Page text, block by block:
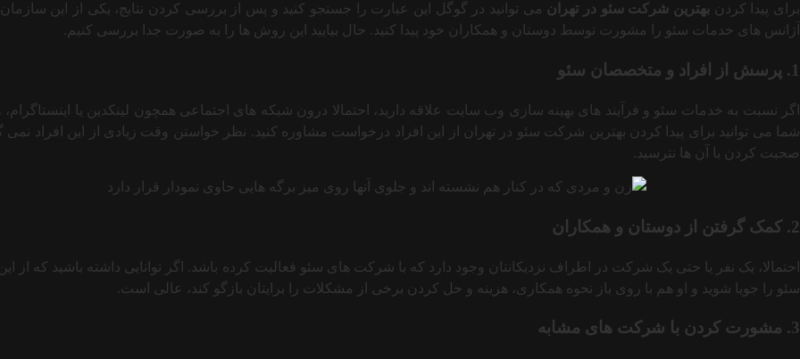
برای پیدا کردن بهترین شرکت سئو در تهران می توانید در گوگل این عبارت را جستجو کنید و پس از بررسی کردن نتایج، یکی از این سازمان
آژانس های خدمات سئو را مشورت توسط دوستان و همکاران خود پیدا کنید. حال بیایید این روش ها را به صورت جدا بررسی کنیم.
1. پرسش از افراد و متخصصان سئو
اگر نسبت به خدمات سئو و فرآیند های بهینه سازی وب سایت علاقه دارید، احتمالا درون شبکه های اجتماعی همچون لینکدین یا
شما می توانید برای پیدا کردن بهترین شرکت سئو در تهران از این افراد درخواست مشاوره کنید. نظر خواستن وقت زیادی از این افراد نمی
صحبت کردن با آن ها نترسید.
2. کمک گرفتن از دوستان و همکاران
احتمالا، یک نفر یا حتی یک شرکت در اطراف نزدیکانتان وجود دارد که با شرکت های سئو فعالیت کرده باشد. اگر توانایی داشته باشید
سئو را جویا شوید و او هم با روی باز نحوه همکاری، هزینه و حل کردن برخی از مشکلات را برایتان بازگو کند، عالی است.
3. مشورت کردن با شرکت های مشابه